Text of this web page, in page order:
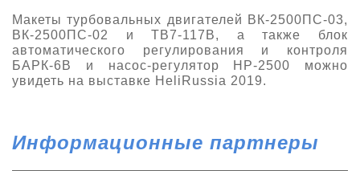
Макеты турбовальных двигателей ВК-2500ПС-03,
ВК-2500ПС-02 и ТВ7-117В, а также блок
автоматического регулирования и контроля
БАРК-6В и насос-регулятор НР-2500 можно
увидеть на выставке HeliRussia 2019.
Информационные партнеры